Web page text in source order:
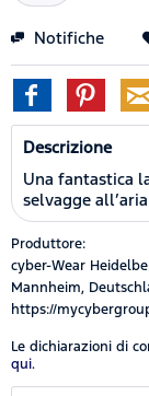
Notifiche
Descrizione
Una fantastica
selvagge
Produttore:
cyber-Wear
Mannheim,
https://
Le dichiarazioni di
qui.